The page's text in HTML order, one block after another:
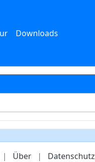
Downloads
| Über | Datenschutz